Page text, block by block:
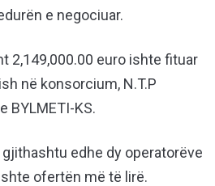
e negociuar.
2,149,000.00 euro ishte fituar
në konsorcium, N.T.P
BYLMETI-KS.
edhe dy operatorëve
ofertën më të lirë.